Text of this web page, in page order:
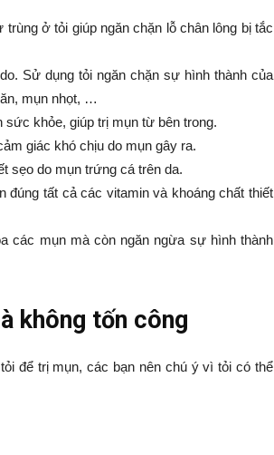
ở tỏi giúp ngăn chặn lỗ chân lông bị tắc
Sử dụng tỏi ngăn chặn sự hình thành của
mụn nhọt, …
sức khỏe, giúp trị mụn từ bên trong.
giác khó chịu do mụn gây ra.
sẹo do mụn trứng cá trên da.
đúng tất cả các vitamin và khoáng chất thiết
các mụn mà còn ngăn ngừa sự hình thành
không tốn công
để trị mụn, các bạn nên chú ý vì tỏi có thể